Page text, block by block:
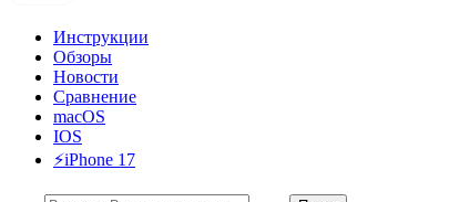
Инструкции
Обзоры
Новости
Сравнение
macOS
IOS
⚡️iPhone 17